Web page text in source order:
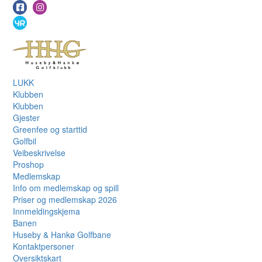
LUKK
Klubben
Klubben
Gjester
Greenfee og starttid
Golfbil
Veibeskrivelse
Proshop
Medlemskap
Info om medlemskap og spill
Priser og medlemskap 2026
Innmeldingskjema
Banen
Huseby & Hankø Golfbane
Kontaktpersoner
Oversiktskart